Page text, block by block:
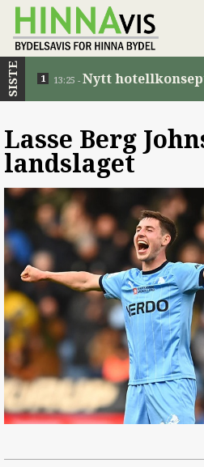
SISTE 13:25 - Nytt
Lasse Berg
landslaget